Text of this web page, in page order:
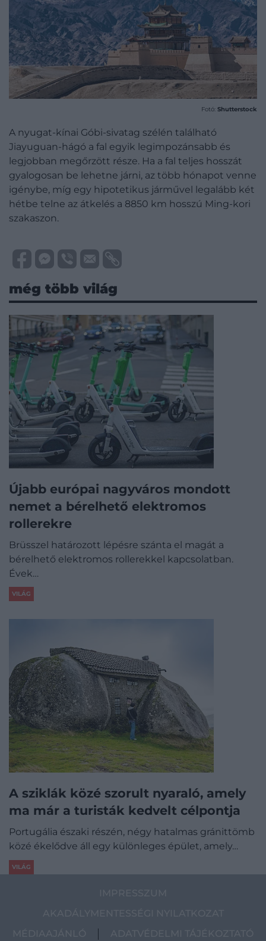
Fotó: Shutterstock
A nyugat-kínai Góbi-sivatag szélén található
Jiayuguan-hágó a fal egyik legimpozánsabb és
legjobban megőrzött része. Ha a fal teljes hosszát
gyalogosan be lehetne járni, az több hónapot venne
igénybe, míg egy hipotetikus járművel legalább két
hétbe telne az átkelés a 8850 km hosszú Ming-kori
szakaszon.
még több világ
Újabb európai nagyváros mondott
nemet a bérelhető elektromos
rollerekre
Brüsszel határozott lépésre szánta el magát a
bérelhető elektromos rollerekkel kapcsolatban.
Évek…
VILÁG
A sziklák közé szorult nyaraló, amely
ma már a turisták kedvelt célpontja
Portugália északi részén, négy hatalmas gránittömb
közé ékelődve áll egy különleges épület, amely…
VILÁG